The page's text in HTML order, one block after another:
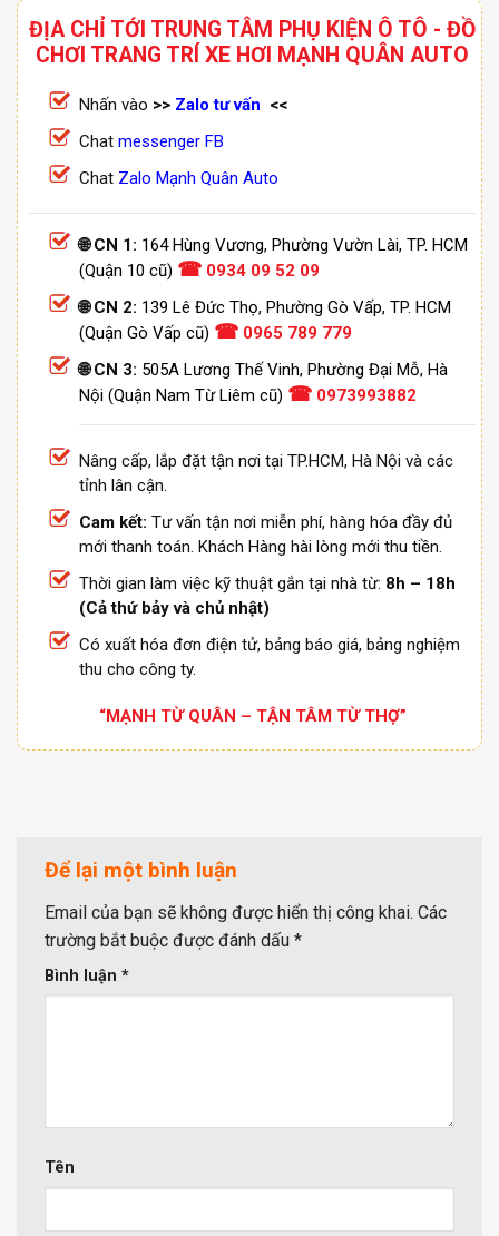
ĐỊA CHỈ TỚI TRUNG TÂM PHỤ KIỆN Ô TÔ - ĐỒ
CHƠI TRANG TRÍ XE HƠI MẠNH QUÂN AUTO
Nhấn vào >> Zalo tư vấn <<
Chat messenger FB
Chat Zalo Mạnh Quân Auto
🌐 CN 1: 164 Hùng Vương, Phường Vườn Lài, TP. HCM
(Quận 10 cũ) ☎ 0934 09 52 09
🌐 CN 2: 139 Lê Đức Thọ, Phường Gò Vấp, TP. HCM
(Quận Gò Vấp cũ) ☎ 0965 789 779
🌐 CN 3: 505A Lương Thế Vinh, Phường Đại Mỗ, Hà
Nội (Quận Nam Từ Liêm cũ) ☎ 0973993882
Nâng cấp, lắp đặt tận nơi tại TP.HCM, Hà Nội và các
tỉnh lân cận.
Cam kết: Tư vấn tận nơi miễn phí, hàng hóa đầy đủ
mới thanh toán. Khách Hàng hài lòng mới thu tiền.
Thời gian làm việc kỹ thuật gắn tại nhà từ: 8h – 18h
(Cả thứ bảy và chủ nhật)
Có xuất hóa đơn điện tử, bảng báo giá, bảng nghiệm
thu cho công ty.
“MẠNH TỪ QUÂN – TẬN TÂM TỪ THỢ”
Để lại một bình luận
Email của bạn sẽ không được hiển thị công khai. Các
trường bắt buộc được đánh dấu *
Bình luận *
Tên